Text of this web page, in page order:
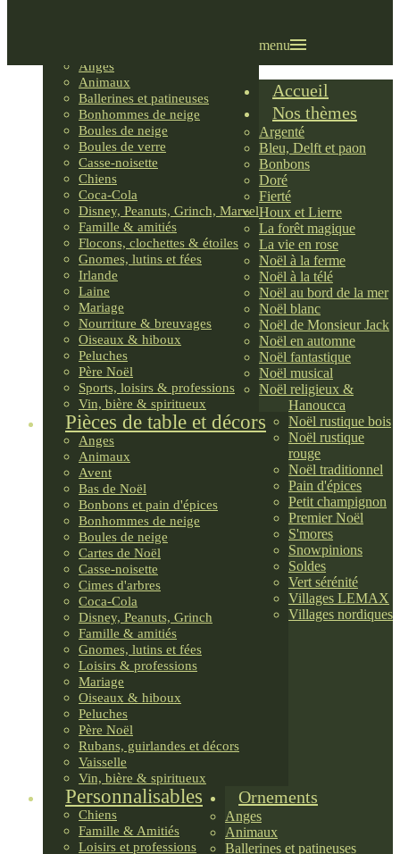
Anges
Animaux
Ballerines et patineuses
Bonhommes de neige
Boules de neige
Boules de verre
Casse-noisette
Chiens
Coca-Cola
Disney, Peanuts, Grinch, Marvel
Famille & amitiés
Flocons, clochettes & étoiles
Gnomes, lutins et fées
Irlande
Laine
Mariage
Nourriture & breuvages
Oiseaux & hiboux
Peluches
Père Noël
Sports, loisirs & professions
Vin, bière & spiritueux
Pièces de table et décors
Anges
Animaux
Avent
Bas de Noël
Bonbons et pain d'épices
Bonhommes de neige
Boules de neige
Cartes de Noël
Casse-noisette
Cimes d'arbres
Coca-Cola
Disney, Peanuts, Grinch
Famille & amitiés
Gnomes, lutins et fées
Loisirs & professions
Mariage
Oiseaux & hiboux
Peluches
Père Noël
Rubans, guirlandes et décors
Vaisselle
Vin, bière & spiritueux
Personnalisables
Chiens
Famille & Amitiés
Loisirs et professions
menu
Accueil
Nos thèmes
Argenté
Bleu, Delft et paon
Bonbons
Doré
Fierté
Houx et Lierre
La forêt magique
La vie en rose
Noël à la ferme
Noël à la télé
Noël au bord de la mer
Noël blanc
Noël de Monsieur Jack
Noël en automne
Noël fantastique
Noël musical
Noël religieux &
Hanoucca
Noël rustique bois
Noël rustique
rouge
Noël traditionnel
Pain d'épices
Petit champignon
Premier Noël
S'mores
Snowpinions
Soldes
Vert sérénité
Villages LEMAX
Villages nordiques
Ornements
Anges
Animaux
Ballerines et patineuses